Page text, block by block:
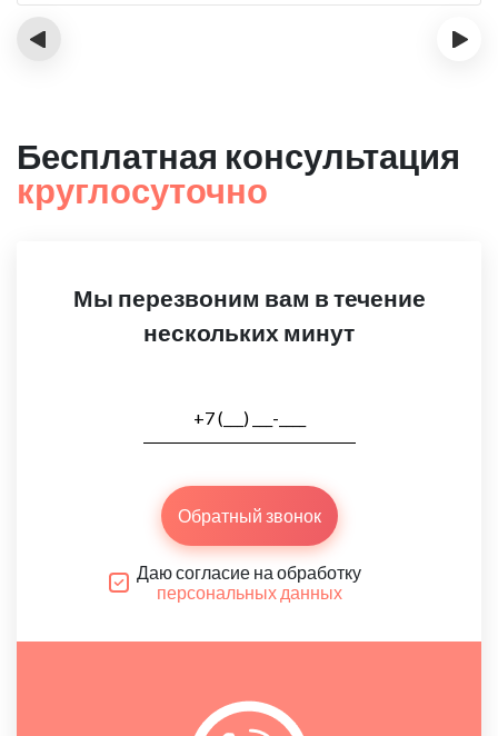
‹ ›
Бесплатная консультация
круглосуточно
Мы перезвоним вам в течение
нескольких минут
Обратный звонок
Даю согласие на обработку
персональных данных